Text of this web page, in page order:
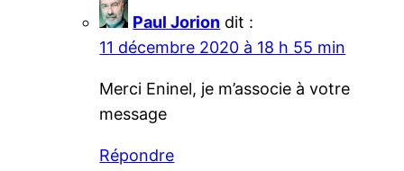
Paul Jorion dit :
11 décembre 2020 à 18 h 55 min
Merci Eninel, je m’associe à votre
message
Répondre